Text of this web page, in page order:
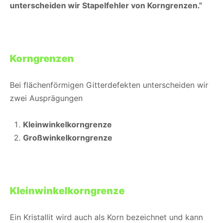
unterscheiden wir Stapelfehler von Korngrenzen.”
Korngrenzen
Bei flächenförmigen Gitterdefekten unterscheiden wir
zwei Ausprägungen
Kleinwinkelkorngrenze
Großwinkelkorngrenze
Kleinwinkelkorngrenze
Ein Kristallit wird auch als Korn bezeichnet und kann